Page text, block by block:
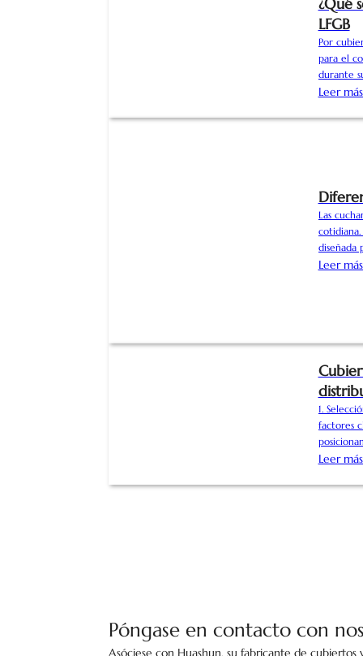
LFGB
Por
para el
durante
concepto
Leer
Las
diseñada
Desde la
Leer
1.
factores
opciones
logotipos
Leer
Póngase en contacto con
Asóciese con Huashun, su fabricante de